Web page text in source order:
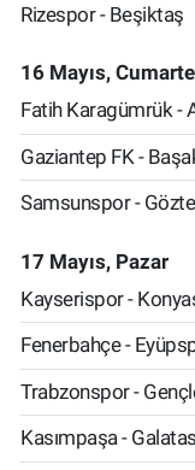
Rizespor - Beşiktaş
16 Mayıs,
Fatih Karagümrük -
Gaziantep FK -
Samsunspor -
17 Mayıs, Pazar
Kayserispor -
Fenerbahçe -
Trabzonspor -
Kasımpaşa -